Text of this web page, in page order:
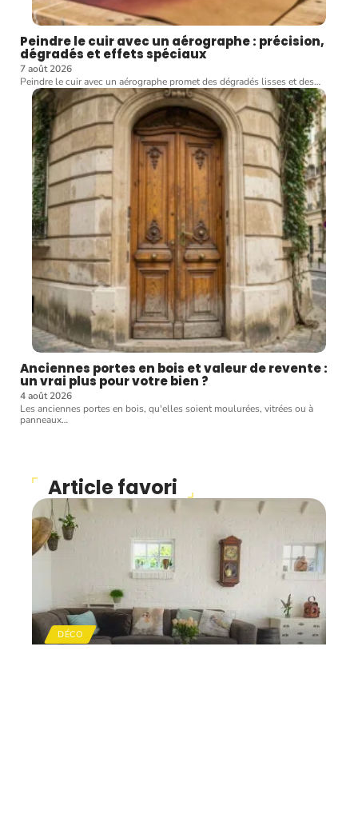
Peindre le cuir avec un aérographe : précision,
dégradés et effets spéciaux
7 août 2026
Peindre le cuir avec un aérographe promet des dégradés lisses et des…
Anciennes portes en bois et valeur de revente :
un vrai plus pour votre bien ?
4 août 2026
Les anciennes portes en bois, qu'elles soient moulurées, vitrées ou à
panneaux…
Article favori
DÉCO